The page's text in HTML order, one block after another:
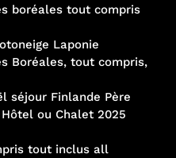
boréales tout compris
Laponie
Boréales, tout compris,
séjour Finlande Père
ou Chalet 2025
tout inclus all